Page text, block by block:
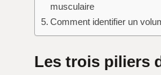
musculaire
Comment identifier un
Les trois piliers